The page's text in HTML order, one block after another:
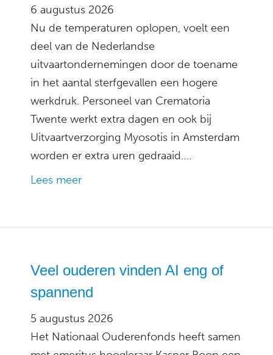
6 augustus 2026
Nu de temperaturen oplopen, voelt een
deel van de Nederlandse
uitvaartondernemingen door de toename
in het aantal sterfgevallen een hogere
werkdruk. Personeel van Crematoria
Twente werkt extra dagen en ook bij
Uitvaartverzorging Myosotis in Amsterdam
worden er extra uren gedraaid….
Lees meer
Veel ouderen vinden AI eng of
spannend
5 augustus 2026
Het Nationaal Ouderenfonds heeft samen